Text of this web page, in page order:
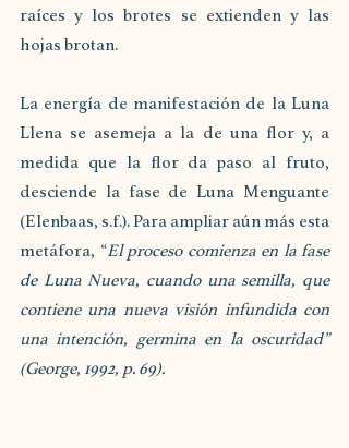
raíces y los brotes se extienden y las
hojas brotan.
La energía de manifestación de la Luna
Llena se asemeja a la de una flor y, a
medida que la flor da paso al fruto,
desciende la fase de Luna Menguante
(Elenbaas, s.f.). Para ampliar aún más esta
metáfora, “El proceso comienza en la fase
de Luna Nueva, cuando una semilla, que
contiene una nueva visión infundida con
una intención, germina en la oscuridad”
(George, 1992, p. 69).